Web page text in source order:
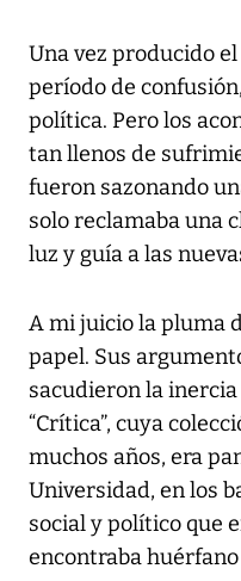
Una vez producido
período de
política. Pero los
tan llenos de
fueron sazonando
solo reclamaba una
luz y guía a las
A mi juicio la pluma
papel. Sus
sacudieron la
“Crítica”, cuya
muchos años, era
Universidad, en los
social y político que
encontraba